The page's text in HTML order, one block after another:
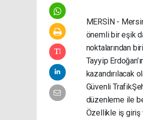
MERSİN -
önemli bir eşik
noktalarından
Tayyip
kazandırılacak
Güvenli Trafik
düzenleme ile
Özellikle iş giriş